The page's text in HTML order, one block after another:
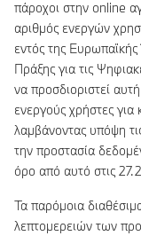
πάροχοι στην online
αριθμός ενεργών
εντός της
Πράξης για τις
να προσδιοριστεί
ενεργούς χρήστες για
λαμβάνοντας υπόψη τις
την προστασία
όρο από αυτό στις
Τα παρόμοια
λεπτομερειών των